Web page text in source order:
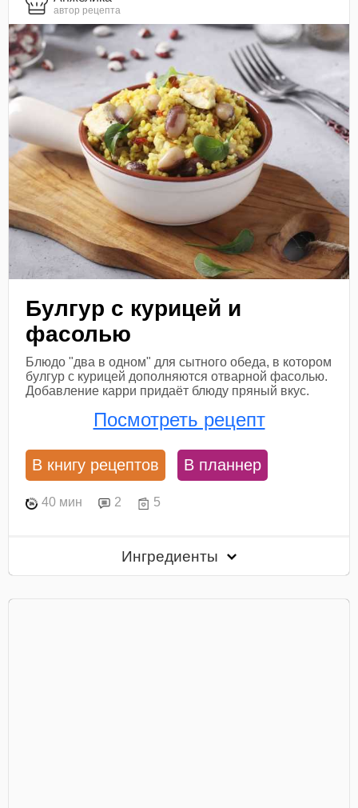
автор рецепта
Булгур с курицей и
фасолью
Блюдо "два в одном" для сытного обеда, в котором
булгур с курицей дополняются отварной фасолью.
Добавление карри придаёт блюду пряный вкус.
Посмотреть рецепт
В книгу рецептов В планнер
40 мин 2 5
Ингредиенты